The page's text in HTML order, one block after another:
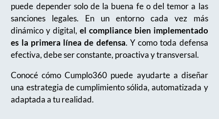
puede depender solo de la buena fe o del temor a las
sanciones legales. En un entorno cada vez más
dinámico y digital, el compliance bien implementado
es la primera línea de defensa. Y como toda defensa
efectiva, debe ser constante, proactiva y transversal.
Conocé cómo Cumplo360 puede ayudarte a diseñar
una estrategia de cumplimiento sólida, automatizada y
adaptada a tu realidad.